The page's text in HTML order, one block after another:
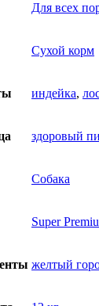
Для всех
Сухой корм
индейка,
здоровый
Собака
Super
желтый